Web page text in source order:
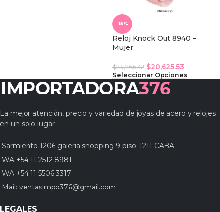
-15%
Reloj Knock Out 8940 –
Mujer
$24,265.32 $20,625.53
Seleccionar Opciones
La mejor atención, precio y variedad de joyas de acero y relojes
en un solo lugar
Sarmiento 1206 galeria shopping 9 piso. 1211 CABA
WA +54 11 2512 8981
WA +54 11 5506 3317
Mail: ventasimpo376@gmail.com
LEGALES